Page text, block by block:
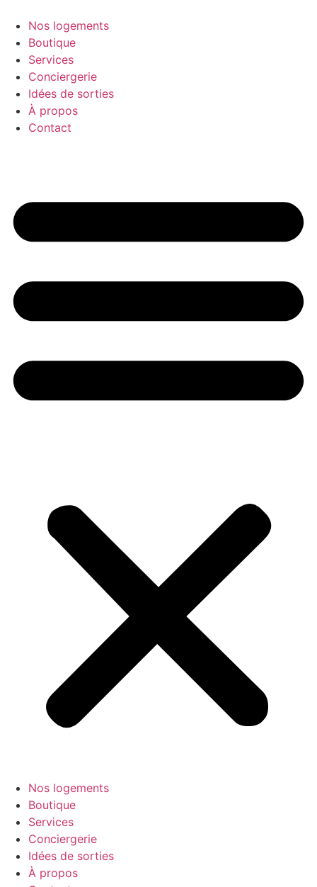
contenu
Nos logements
Boutique
Services
Conciergerie
Idées de sorties
À propos
Contact
Nos logements
Boutique
Services
Conciergerie
Idées de sorties
À propos